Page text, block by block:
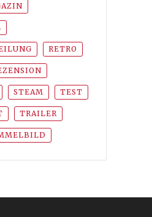
RETRO
STEAM TEST
TRAILER